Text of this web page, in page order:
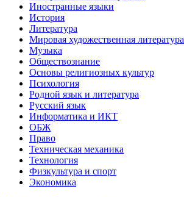
Иностранные языки
История
Литература
Мировая художественная литература
Музыка
Обществознание
Основы религиозных культур
Психология
Родной язык и литература
Русский язык
Информатика и ИКТ
ОБЖ
Право
Техническая механика
Технология
Физкультура и спорт
Экономика